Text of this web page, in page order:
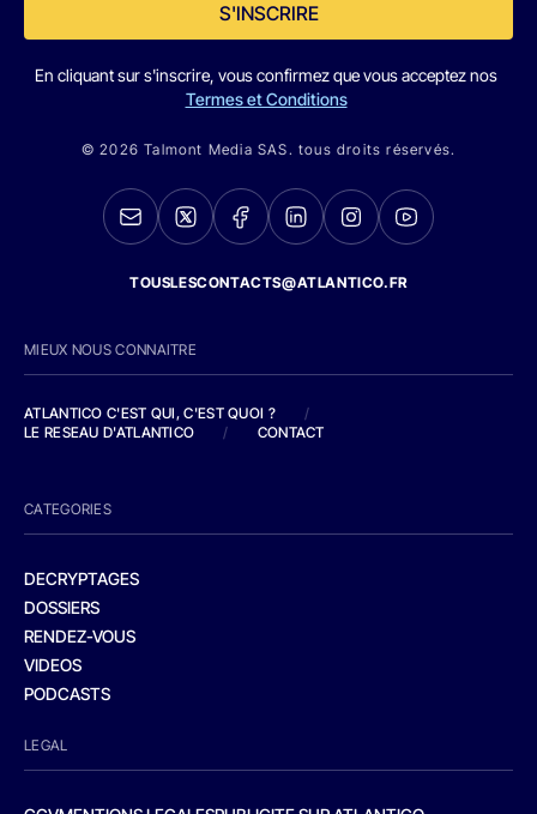
S'INSCRIRE
En cliquant sur s'inscrire, vous confirmez que vous acceptez nos
Termes et Conditions
© 2026 Talmont Media SAS. tous droits réservés.
TOUSLESCONTACTS@ATLANTICO.FR
MIEUX NOUS CONNAITRE
ATLANTICO C'EST QUI, C'EST QUOI ?
/
LE RESEAU D'ATLANTICO
/ CONTACT
CATEGORIES
DECRYPTAGES
DOSSIERS
RENDEZ-VOUS
VIDEOS
PODCASTS
LEGAL